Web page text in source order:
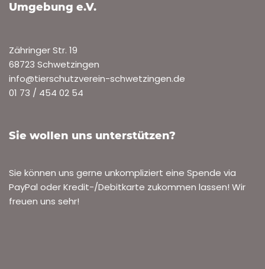
Umgebung e.V.
Zähringer Str. 19
68723 Schwetzingen
info@tierschutzverein-schwetzingen.de
01 73 / 454 02 54
Sie wollen uns unterstützen?
Sie können uns gerne unkompliziert eine Spende via
PayPal oder Kredit-/Debitkarte zukommen lassen! Wir
freuen uns sehr!